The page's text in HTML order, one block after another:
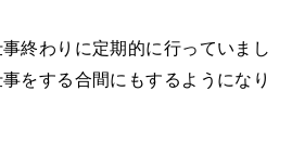
終わりに定期的に行っていまし
をする合間にもするようになり